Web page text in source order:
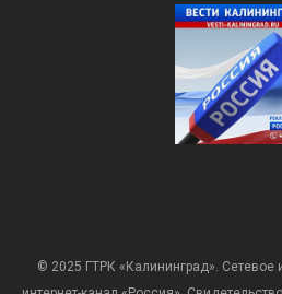
© 2025 ГТРК «Калининград». Сетевое